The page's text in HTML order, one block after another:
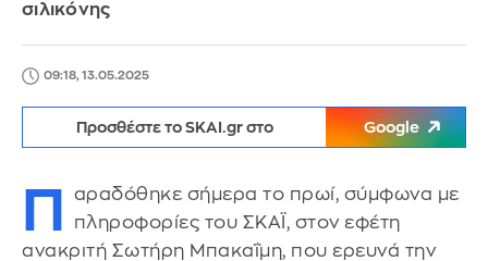
σιλικόνης
09:18, 13.05.2025
Προσθέστε το SKAI.gr στο Google
Π
αραδόθηκε σήμερα το πρωί, σύμφωνα με
πληροφορίες του ΣΚΑΪ, στον εφέτη
ανακριτή Σωτήρη Μπακαΐμη, που ερευνά την